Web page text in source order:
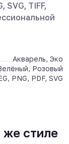
SVG, TIFF,
Акварель, Эко
Розовый
PNG, PDF, SVG
же стиле